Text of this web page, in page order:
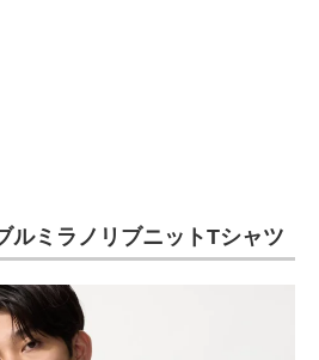
ルミラノリブニットTシャツ